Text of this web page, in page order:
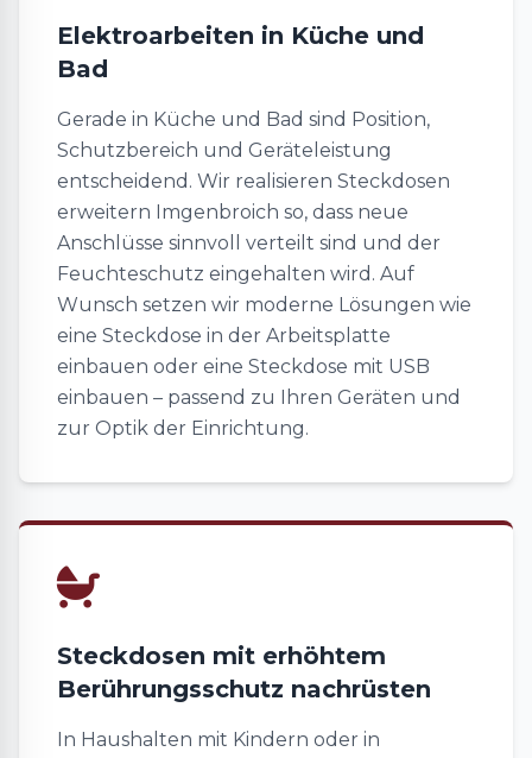
Elektroarbeiten in Küche und
Bad
Gerade in Küche und Bad sind Position,
Schutzbereich und Geräteleistung
entscheidend. Wir realisieren Steckdosen
erweitern Imgenbroich so, dass neue
Anschlüsse sinnvoll verteilt sind und der
Feuchteschutz eingehalten wird. Auf
Wunsch setzen wir moderne Lösungen wie
eine Steckdose in der Arbeitsplatte
einbauen oder eine Steckdose mit USB
einbauen – passend zu Ihren Geräten und
zur Optik der Einrichtung.
Steckdosen mit erhöhtem
Berührungsschutz nachrüsten
In Haushalten mit Kindern oder in